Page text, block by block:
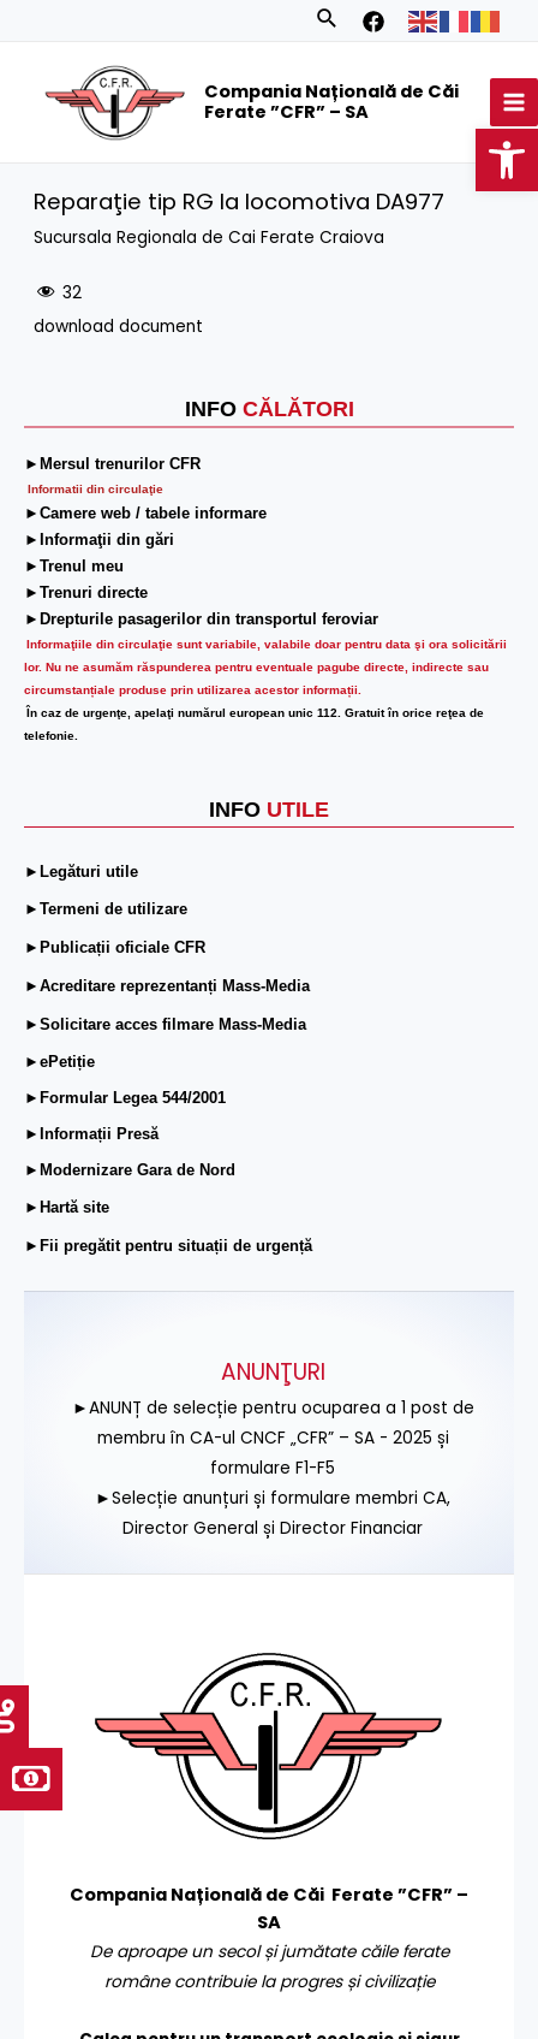
Search
Compania Națională de Căi
Ferate ”CFR” – SA
INFO CĂLĂTORI
►Mersul trenurilor CFR
Informatii din circulaţie
►Camere web / tabele informare
►Informaţii din gări
►Trenul meu
►Trenuri directe
►Drepturile pasagerilor din transportul feroviar
Informaţiile din circulaţie sunt variabile, valabile doar pentru data şi ora solicitării
lor. Nu ne asumăm răspunderea pentru eventuale pagube directe, indirecte sau
circumstanțiale produse prin utilizarea acestor informații.
În caz de urgenţe, apelaţi numărul european unic 112. Gratuit în orice reţea de
telefonie.
INFO UTILE
►Legături utile
►Termeni de utilizare
►Publicații oficiale CFR
►Acreditare reprezentanți Mass-Media
►Solicitare acces filmare Mass-Media
►ePetiție
►Formular Legea 544/2001
►Informații Presă
►Modernizare Gara de Nord
►Hartă site
►Fii pregătit pentru situații de urgență
Reparaţie tip RG la locomotiva DA977
Sucursala Regionala de Cai Ferate Craiova
32
download document
ANUNŢURI
►ANUNȚ de selecție pentru ocuparea a 1 post de
membru în CA-ul CNCF „CFR” – SA - 2025 și
formulare F1-F5
►Selecție anunțuri și formulare membri CA,
Director General și Director Financiar
Compania Națională de Căi Ferate ”CFR” –
SA
De aproape un secol și jumătate căile ferate
române contribuie la progres și civilizație